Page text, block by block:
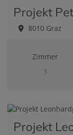
Projekt
8010 Graz
Zimmer
3
Projekt